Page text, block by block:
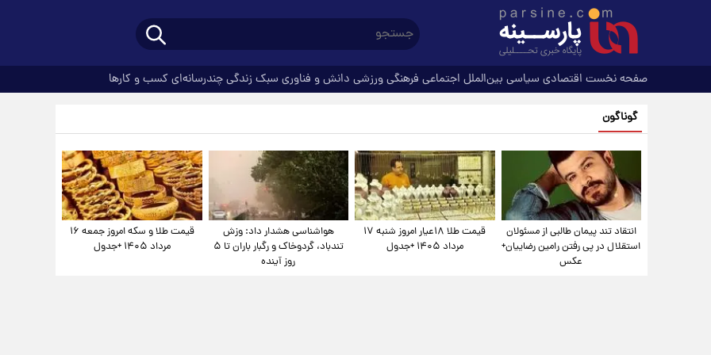
صفحه نخست اقتصادی سیاسی بین‌الملل اجتماعی فرهنگیورزشی دانش و فناوری سبک زندگیچندرسانه‌ای کسب و کارها
گوناگون
انتقاد تند پیمان طالبی از مسئولان
استقلال در پی رفتن رامین رضاییان+
عکس
قیمت طلا ۱۸عیار امروز شنبه ۱۷
مرداد ۱۴۰۵ +جدول
هواشناسی هشدار داد: وزش
تندباد، گردوخاک و رگبار باران تا ۵
روز آینده
قیمت طلا و سکه امروز جمعه ۱۶
مرداد ۱۴۰۵ +جدول